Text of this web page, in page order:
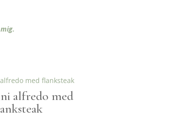
alfredo med